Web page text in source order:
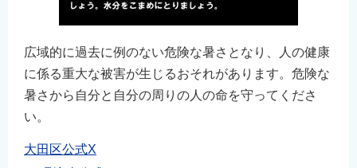
広域的に過去に例のない危険な暑さとなり、人の健康
に係る重大な被害が生じるおそれがあります。危険な
暑さから自分と自分の周りの人の命を守ってくださ
い。
大田区公式X